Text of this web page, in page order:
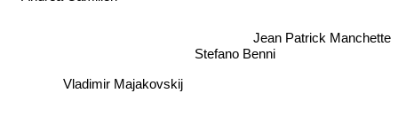
Stefano Benni
Vladimir Majakovskij